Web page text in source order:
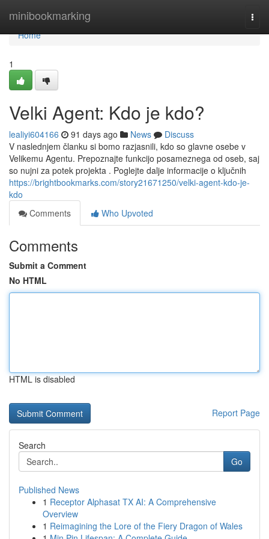
minibookmarking
Home
Home
1
Velki Agent: Kdo je kdo?
lealiyi604166 91 days ago News
Discuss
V naslednjem članku si bomo razjasnili, kdo so glavne osebe v
Velikemu Agentu. Prepoznajte funkcijo posameznega od oseb, saj
so nujni za potek projekta . Poglejte dalje informacije o ključnih
https://brightbookmarks.com/story21671250/velki-agent-kdo-je-
kdo
Comments
Who Upvoted
Comments
Submit a Comment
No HTML
HTML is disabled
Report Page
Search
Go
Published News
1 Receptor Alphasat TX AI: A Comprehensive
Overview
1 Reimagining the Lore of the Fiery Dragon of Wales